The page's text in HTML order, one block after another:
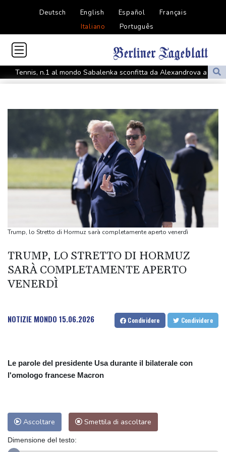
Deutsch English Español
Français
Italiano
Português
Tennis, n.1 al mondo Sabalenka sconfitta da Alexandrova a
Toronto
Odessa sotto attacco russo, danneggiati edifici e infrastrutture
Odessa sotto attacco russo, danneggiati edifici e infrastrutture
Teheran, 'se Usa non correggeranno il loro comportamento
Hormuz resterà chiuso'
Teheran, 'se Usa non correggeranno il loro comportamento
Hormuz resterà chiuso'
Malagò alla Gazzetta dello Sport, "Bianchedi capo delegazione
Azzurri"
produzione di armi'
'Pentagono ha chiesto alle industrie della difesa di accelerare la
produzione di armi'
Trump, lo Stretto di Hormuz sarà completamente aperto venerdì
TRUMP, LO STRETTO DI HORMUZ
SARÀ COMPLETAMENTE APERTO
VENERDÌ
NOTIZIE MONDO 15.06.2026 Condividere Condividere
Le parole del presidente Usa durante il bilaterale con
l'omologo francese Macron
Ascoltare Smettila di ascoltare
Dimensione del testo: